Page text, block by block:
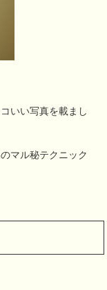
いい写真を載まし
マル秘テクニック